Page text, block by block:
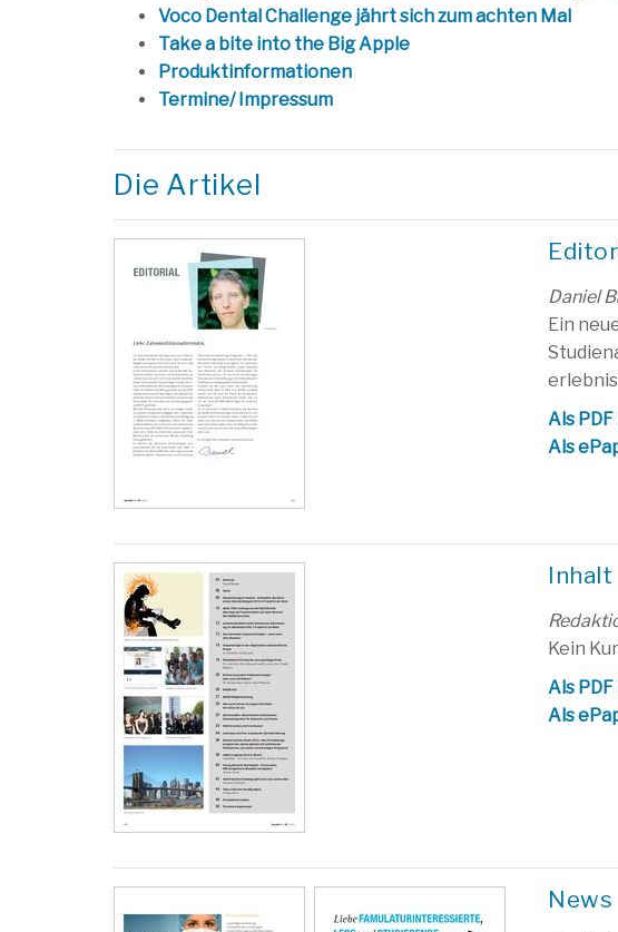
Voco Dental Challenge jährt sich zum achten Mal
Take a bite into the Big Apple
Produktinformationen
Termine/ Impressum
Die Artikel
Daniel
Ein
Als
Als
Inhalt
Kein
Als
Als
News